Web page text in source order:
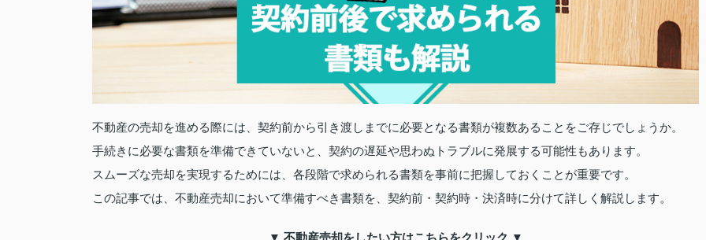
不動産の売却を進める際には、契約前から引き渡しまでに必要となる書類が複数あることをご存じでしょうか。
手続きに必要な書類を準備できていないと、契約の遅延や思わぬトラブルに発展する可能性もあります。
スムーズな売却を実現するためには、各段階で求められる書類を事前に把握しておくことが重要です。
この記事では、不動産売却において準備すべき書類を、契約前・契約時・決済時に分けて詳しく解説します。